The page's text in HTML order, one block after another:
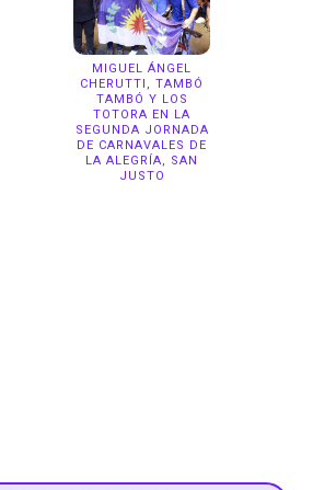
MIGUEL ÁNGEL
CHERUTTI, TAMBÓ
TAMBÓ Y LOS
TOTORA EN LA
SEGUNDA JORNADA
DE CARNAVALES DE
LA ALEGRÍA, SAN
JUSTO